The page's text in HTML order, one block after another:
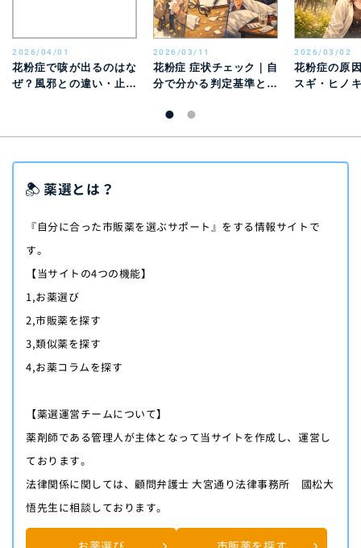
2026/04/01
花粉症で咳が出るのはな
ぜ？風邪との違い・止ま
2026/03/11
花粉症 症状チェック｜自
分で分かる判定基準と風
2026/03/02
花粉症の原
スギ・ヒノ
薬選とは？
『自分に合った市販薬を選ぶサポート』をする情報サイトで
す。
【当サイトの4つの機能】
1,お薬選び
2,市販薬を探す
3,類似薬を探す
4,お薬コラムを探す
【薬選運営チームについて】
薬剤師である管理人が主体となって当サイトを作成し、運営し
ております。
法律関係に関しては、顧問弁護士 大宮通り法律事務所 國松大
悟先生に相談しております。